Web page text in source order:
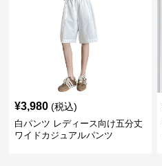
¥3,980 (税込)
白パンツ レディース向け五分丈
ワイドカジュアルパンツ